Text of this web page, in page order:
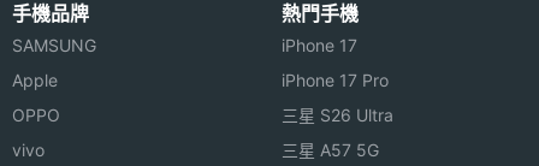
手機品牌
SAMSUNG
Apple
OPPO
vivo
熱門手機
iPhone 17
iPhone 17 Pro
三星 S26 Ultra
三星 A57 5G